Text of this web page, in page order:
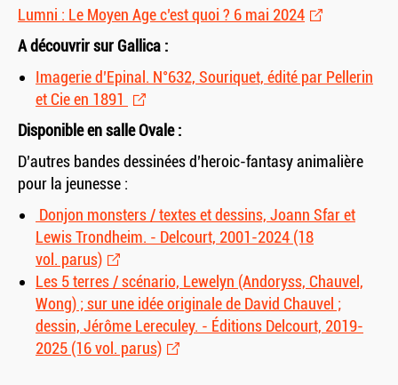
Lumni : Le Moyen Age c’est quoi ? 6 mai 2024
A découvrir sur Gallica :
Imagerie d’Epinal. N°632, Souriquet, édité par Pellerin
et Cie en 1891
Disponible en salle Ovale :
D’autres bandes dessinées d’heroic-fantasy animalière
pour la jeunesse :
Donjon monsters / textes et dessins, Joann Sfar et
Lewis Trondheim. - Delcourt, 2001-2024 (18
vol. parus)
Les 5 terres / scénario, Lewelyn (Andoryss, Chauvel,
Wong) ; sur une idée originale de David Chauvel ;
dessin, Jérôme Lereculey. - Éditions Delcourt, 2019-
2025 (16 vol. parus)